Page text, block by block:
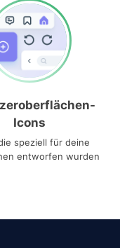
Icons
speziell für deine
entworfen wurden